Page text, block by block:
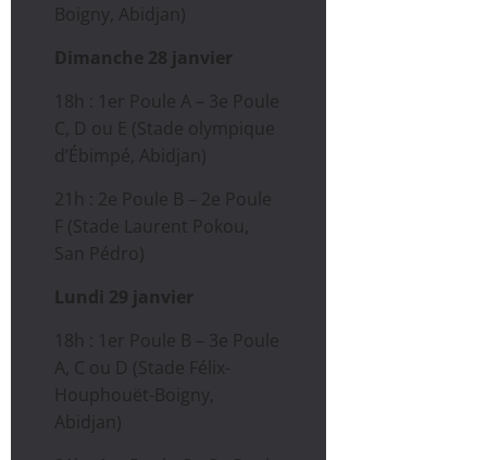
Boigny, Abidjan)
Dimanche 28 janvier
18h : 1er Poule A – 3e Poule
C, D ou E (Stade olympique
d’Ébimpé, Abidjan)
21h : 2e Poule B – 2e Poule
F (Stade Laurent Pokou,
San Pédro)
Lundi 29 janvier
18h : 1er Poule B – 3e Poule
A, C ou D (Stade Félix-
Houphouët-Boigny,
Abidjan)